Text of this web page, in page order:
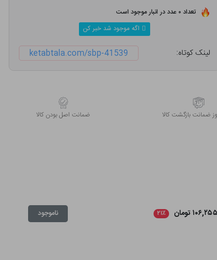
تعداد ۰ عدد در انبار موجود است
اگه موجود شد خبر کن
لینک کوتاه: ketabtala.com/sbp-41539
ضمانت بازگشت کالا ﺿﻤﺎﻧﺖ اﺻﻞ ﺑﻮدن ﮐﺎﻟﺎ
۱۰۶,۲۵۵ تومان ۲۱٪ ناموجود